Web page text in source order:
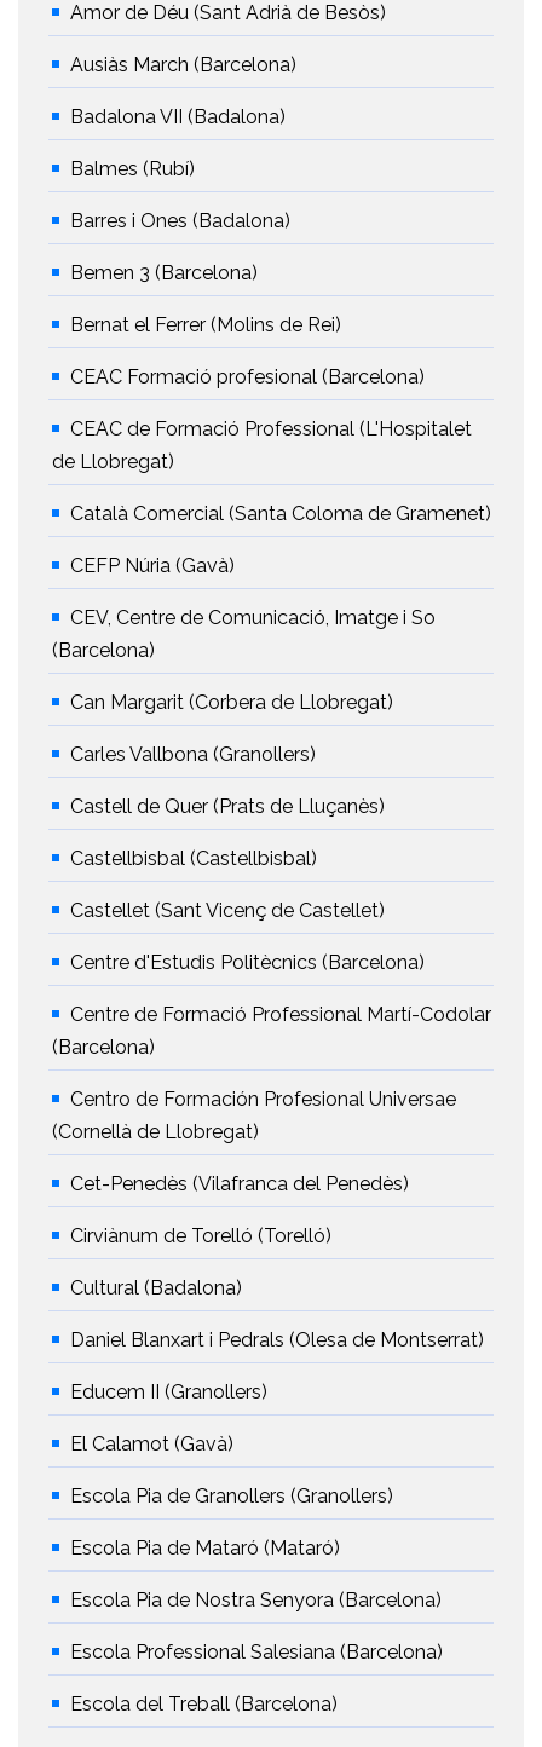
Amor de Déu (Sant Adrià de Besòs)
Ausiàs March (Barcelona)
Badalona VII (Badalona)
Balmes (Rubí)
Barres i Ones (Badalona)
Bemen 3 (Barcelona)
Bernat el Ferrer (Molins de Rei)
CEAC Formació profesional (Barcelona)
CEAC de Formació Professional (L'Hospitalet
de Llobregat)
Català Comercial (Santa Coloma de Gramenet)
CEFP Núria (Gavà)
CEV, Centre de Comunicació, Imatge i So
(Barcelona)
Can Margarit (Corbera de Llobregat)
Carles Vallbona (Granollers)
Castell de Quer (Prats de Lluçanès)
Castellbisbal (Castellbisbal)
Castellet (Sant Vicenç de Castellet)
Centre d'Estudis Politècnics (Barcelona)
Centre de Formació Professional Martí-Codolar
(Barcelona)
Centro de Formación Profesional Universae
(Cornellà de Llobregat)
Cet-Penedès (Vilafranca del Penedès)
Cirviànum de Torelló (Torelló)
Cultural (Badalona)
Daniel Blanxart i Pedrals (Olesa de Montserrat)
Educem II (Granollers)
El Calamot (Gavà)
Escola Pia de Granollers (Granollers)
Escola Pia de Mataró (Mataró)
Escola Pia de Nostra Senyora (Barcelona)
Escola Professional Salesiana (Barcelona)
Escola del Treball (Barcelona)